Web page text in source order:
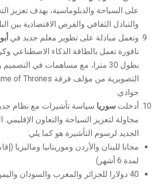
على السياحة والدبلوماسية، بهدف تعزيز
والتبادل الثقافي والفرص الاقتصادية بين
وتعمل مبادلة على تطوير معلم جديد في
نافورة تعمل بالطاقة الذكاء الاصطناعي
بطول 30 مترا، مع مساهمات في
جوادي.
أدخلت سوريا سياسة تأشيرات مع نظام
محاولة لتعزيز السياحة والتعاون الإقليمي.
الجديد لرسوم التأشيرة هو كما يلي:
مجانا للبنان والأردن وموريتانيا وماليزيا
لمدة 6 أشهر)
40 دولارا للجزائر والمغرب والسودان